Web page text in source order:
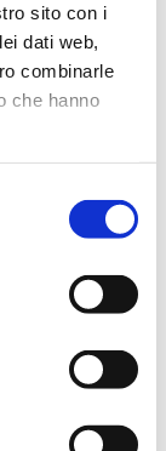
sito con i
dati web,
combinarle
che hanno